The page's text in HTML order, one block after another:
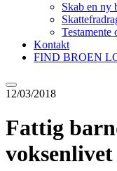
Skab en ny
Testamente
Kontakt
FIND BROEN
12/03/2018
Fattig
voksenlivet